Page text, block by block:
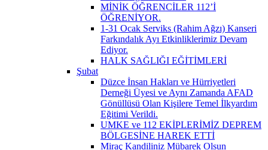
MİNİK ÖĞRENCİLER 112’İ
ÖĞRENİYOR.
1-31 Ocak Serviks (Rahim Ağzı) Kanseri
Farkındalık Ayı Etkinliklerimiz Devam
Ediyor.
HALK SAĞLIĞI EĞİTİMLERİ
Şubat
Düzce İnsan Hakları ve Hürriyetleri
Derneği Üyesi ve Aynı Zamanda AFAD
Gönüllüsü Olan Kişilere Temel İlkyardım
Eğitimi Verildi.
UMKE ve 112 EKİPLERİMİZ DEPREM
BÖLGESİNE HAREK ETTİ
Miraç Kandiliniz Mübarek Olsun